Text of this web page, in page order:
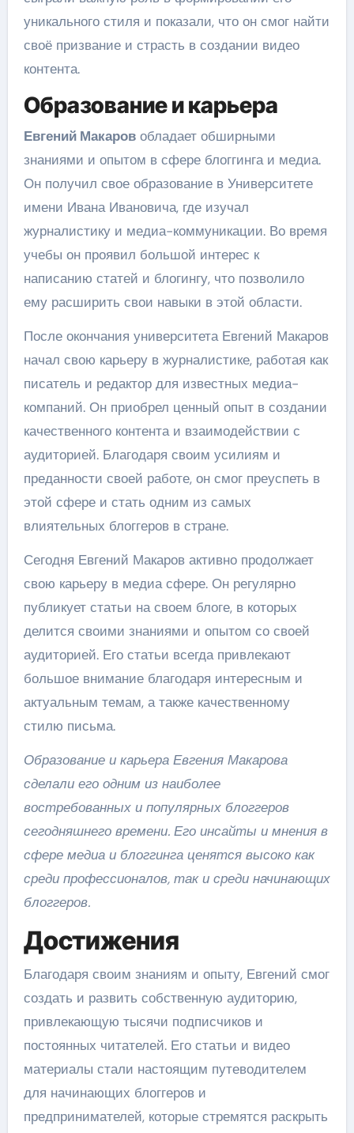
уникального стиля и показали, что он смог найти
своё призвание и страсть в создании видео
контента.
Образование и карьера
Евгений Макаровобладает обширными
знаниями и опытом в сфере блоггинга и медиа.
Он получил свое образование в Университете
имени Ивана Ивановича, где изучал
журналистику и медиа-коммуникации. Во время
учебы он проявил большой интерес к
написанию статей и блогингу, что позволило
ему расширить свои навыки в этой области.
После окончания университета Евгений Макаров
начал свою карьеру в журналистике, работая как
писатель и редактор для известных медиа-
компаний. Он приобрел ценный опыт в создании
качественного контента и взаимодействии с
аудиторией. Благодаря своим усилиям и
преданности своей работе, он смог преуспеть в
этой сфере и стать одним из самых
влиятельных блоггеров в стране.
Сегодня Евгений Макаров активно продолжает
свою карьеру в медиа сфере. Он регулярно
публикует статьи на своем блоге, в которых
делится своими знаниями и опытом со своей
аудиторией. Его статьи всегда привлекают
большое внимание благодаря интересным и
актуальным темам, а также качественному
стилю письма.
Образование и карьера Евгения Макарова
сделали его одним из наиболее
востребованных и популярных блоггеров
сегодняшнего времени. Его инсайты и мнения в
сфере медиа и блоггинга ценятся высоко как
среди профессионалов, так и среди начинающих
блоггеров.
Достижения
Благодаря своим знаниям и опыту, Евгений смог
создать и развить собственную аудиторию,
привлекающую тысячи подписчиков и
постоянных читателей. Его статьи и видео
материалы стали настоящим путеводителем
для начинающих блоггеров и
предпринимателей, которые стремятся раскрыть